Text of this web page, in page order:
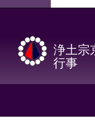
浄土宗
行事